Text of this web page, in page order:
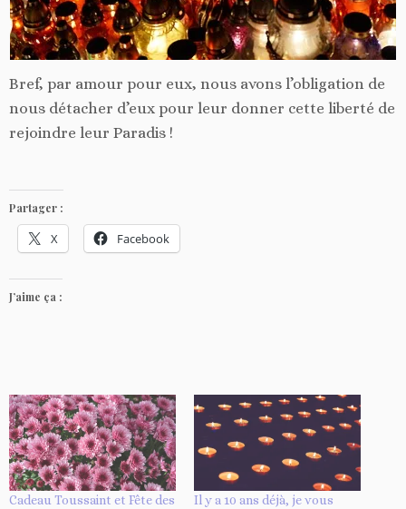
Bref, par amour pour eux, nous avons l’obligation de
nous détacher d’eux pour leur donner cette liberté de
rejoindre leur Paradis !
Partager :
X Facebook
J’aime ça :
Cadeau Toussaint et Fête des
Il y a 10 ans déjà, je vous